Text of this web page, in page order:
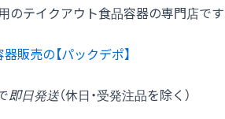
のテイクアウト食品容器の専門店です
販売の【パックデポ】
即日発送（休日・受発注品を除く）